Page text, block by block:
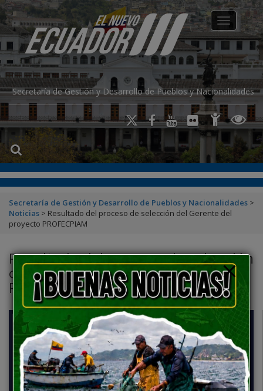
Secretaría de Gestión y Desarrollo de Pueblos y Nacionalidades
Toggle
Secretaría de Gestión y Desarrollo de Pueblos y Nacionalidades >
Noticias > Resultado del proceso de selección del Gerente del
proyecto PROFECPIAM
Resultado del proceso de selección
del Gerente del proyecto
PROFECPIAM
modal-check